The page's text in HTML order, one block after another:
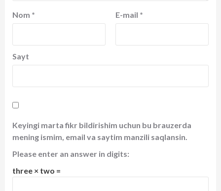
Nom * E-mail *
Sayt
Keyingi marta fikr bildirishim uchun bu brauzerda
mening ismim, email va saytim manzili saqlansin.
Please enter an answer in digits:
three × two =